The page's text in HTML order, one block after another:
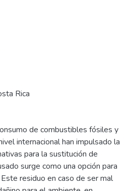
Rica
de combustibles fósiles y
internacional han impulsado la
para la sustitución de
surge como una opción para
residuo en caso de ser mal